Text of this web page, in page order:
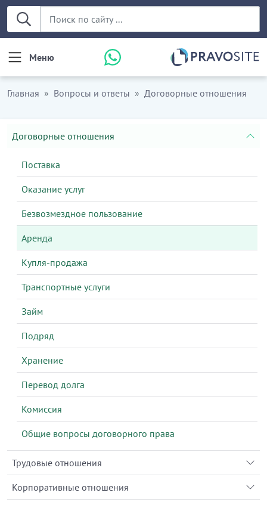
Меню
Главная Вопросы и ответы Договорные отношения
Договорные отношения
Поставка
Оказание услуг
Безвозмездное пользование
Аренда
Купля-продажа
Транспортные услуги
Займ
Подряд
Хранение
Перевод долга
Комиссия
Общие вопросы договорного права
Трудовые отношения
Корпоративные отношения